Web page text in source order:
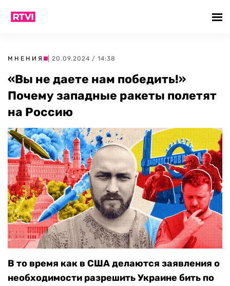
МНЕНИЯ | 20.09.2024 / 14:38
«Вы не даете нам победить!»
Почему западные ракеты полетят
на Россию
В то время как в США делаются заявления о
необходимости разрешить Украине бить по